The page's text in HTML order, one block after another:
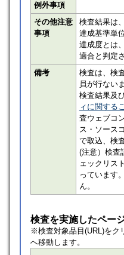
例外事項
その他注意
事項
検査結果は
達成基準単
達成度とは
適合と判定
備考
検査は、検
員が行ない
検査結果及
ィに関する
査ウェブコ
ス・ソース
で取込、検
(注意）検査
ェックリス
っています
ん。
検査を実施したペー
※検査対象品目(URL)をク
へ移動します。